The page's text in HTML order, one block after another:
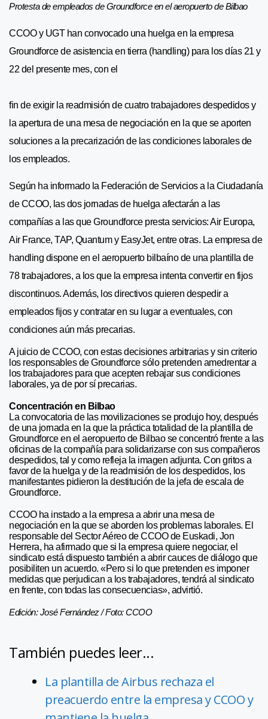
Protesta de empleados de Groundforce en el aeropuerto de Bilbao
CCOO y UGT han convocado una huelga en la empresa
Groundforce de asistencia en tierra (handling) para los días 21 y
22 del presente mes, con el
fin de exigir la readmisión de cuatro trabajadores despedidos y
la apertura de una mesa de negociación en la que se aporten
soluciones a la precarización de las condiciones laborales de
los empleados.
Según ha informado la Federación de Servicios a la Ciudadanía
de CCOO, las dos jornadas de huelga afectarán a las
compañías a las que Groundforce presta servicios: Air Europa,
Air France, TAP, Quantum y EasyJet, entre otras. La empresa de
handling dispone en el aeropuerto bilbaíno de una plantilla de
78 trabajadores, a los que la empresa intenta convertir en fijos
discontinuos. Además, los directivos quieren despedir a
empleados fijos y contratar en su lugar a eventuales, con
condiciones aún más precarias.
A juicio de CCOO, con estas decisiones arbitrarias y sin criterio
los responsables de Groundforce sólo pretenden amedrentar a
los trabajadores para que acepten rebajar sus condiciones
laborales, ya de por sí precarias.
Concentración en Bilbao
La convocatoria de las movilizaciones se produjo hoy, después
de una jornada en la que la práctica totalidad de la plantilla de
Groundforce en el aeropuerto de Bilbao se concentró frente a las
oficinas de la compañía para solidarizarse con sus compañeros
despedidos, tal y como refleja la imagen adjunta. Con gritos a
favor de la huelga y de la readmisión de los despedidos, los
manifestantes pidieron la destitución de la jefa de escala de
Groundforce.
CCOO ha instado a la empresa a abrir una mesa de
negociación en la que se aborden los problemas laborales. El
responsable del Sector Aéreo de CCOO de Euskadi, Jon
Herrera, ha afirmado que si la empresa quiere negociar, el
sindicato está dispuesto también a abrir cauces de diálogo que
posibiliten un acuerdo. «Pero si lo que pretenden es imponer
medidas que perjudican a los trabajadores, tendrá al sindicato
en frente, con todas las consecuencias», advirtió.
Edición: José Fernández / Foto: CCOO
También puedes leer...
La plantilla de Airbus rechaza el
preacuerdo entre la empresa y CCOO y